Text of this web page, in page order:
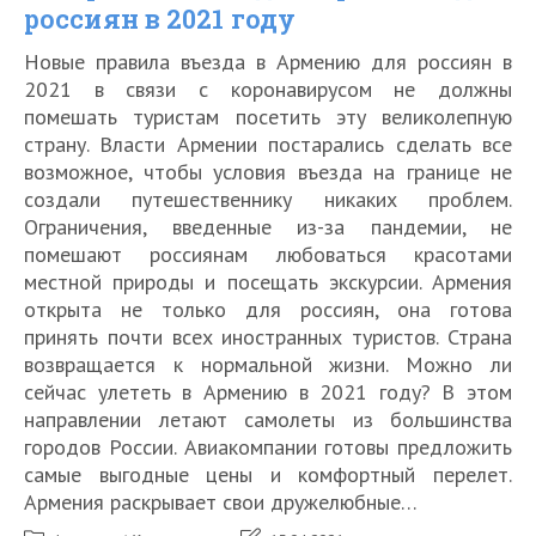
россиян в 2021 году
Новые правила въезда в Армению для россиян в
2021 в связи с коронавирусом не должны
помешать туристам посетить эту великолепную
страну. Власти Армении постарались сделать все
возможное, чтобы условия въезда на границе не
создали путешественнику никаких проблем.
Ограничения, введенные из-за пандемии, не
помешают россиянам любоваться красотами
местной природы и посещать экскурсии. Армения
открыта не только для россиян, она готова
принять почти всех иностранных туристов. Страна
возвращается к нормальной жизни. Можно ли
сейчас улететь в Армению в 2021 году? В этом
направлении летают самолеты из большинства
городов России. Авиакомпании готовы предложить
самые выгодные цены и комфортный перелет.
Армения раскрывает свои дружелюбные…